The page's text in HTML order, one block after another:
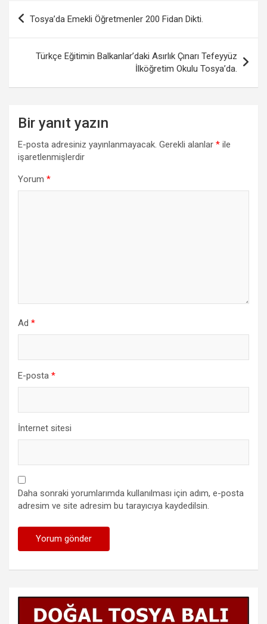
Yazı
gezinmesi
Tosya’da Emekli Öğretmenler 200 Fidan Dikti.
Türkçe Eğitimin Balkanlar’daki Asırlık Çınarı Tefeyyüz
İlköğretim Okulu Tosya’da.
Bir yanıt yazın
E-posta adresiniz yayınlanmayacak. Gerekli alanlar * ile
işaretlenmişlerdir
Yorum *
Ad *
E-posta *
İnternet sitesi
Daha sonraki yorumlarımda kullanılması için adım, e-posta
adresim ve site adresim bu tarayıcıya kaydedilsin.